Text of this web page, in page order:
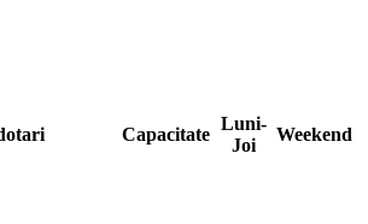
Capacitate
Luni-
Joi
Weekend